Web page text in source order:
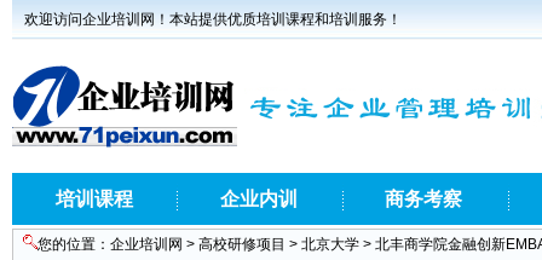
欢迎访问企业培训网！本站提供优质培训课程和培训服务！
培训课程 企业内训 商务考察
您的位置： 企业培训网 > 高校研修项目 > 北京大学> 北丰商学院金融创新